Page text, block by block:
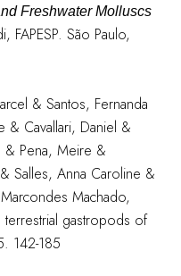
Freshwater Molluscs
FAPESP. São Paulo,
& Santos, Fernanda
& Cavallari, Daniel &
& Pena, Meire &
Salles, Anna Caroline &
Machado,
gastropods of
142-185